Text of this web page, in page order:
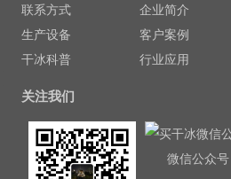
联系方式 企业简介
生产设备
客户案例
干冰科普
行业应用
关注我们
微信公众号